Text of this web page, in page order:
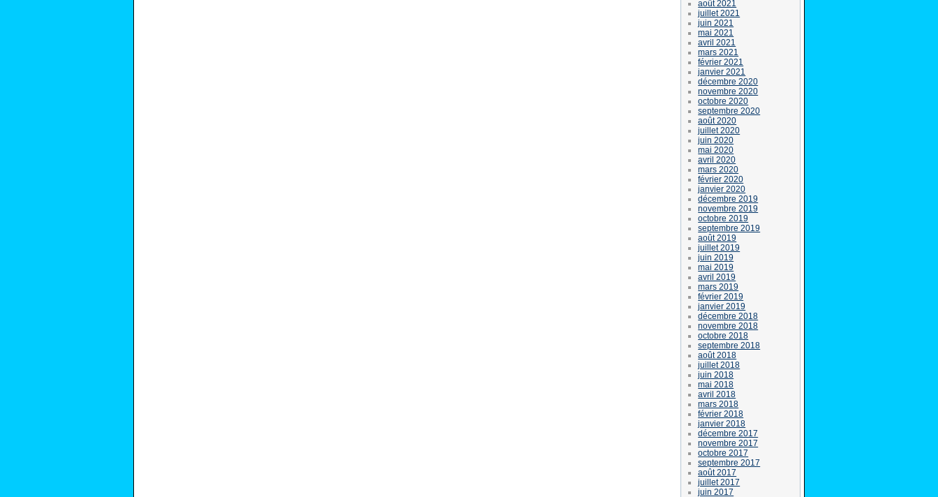
août 2021
juillet 2021
juin 2021
mai 2021
avril 2021
mars 2021
février 2021
janvier 2021
décembre 2020
novembre 2020
octobre 2020
septembre 2020
août 2020
juillet 2020
juin 2020
mai 2020
avril 2020
mars 2020
février 2020
janvier 2020
décembre 2019
novembre 2019
octobre 2019
septembre 2019
août 2019
juillet 2019
juin 2019
mai 2019
avril 2019
mars 2019
février 2019
janvier 2019
décembre 2018
novembre 2018
octobre 2018
septembre 2018
août 2018
juillet 2018
juin 2018
mai 2018
avril 2018
mars 2018
février 2018
janvier 2018
décembre 2017
novembre 2017
octobre 2017
septembre 2017
août 2017
juillet 2017
juin 2017